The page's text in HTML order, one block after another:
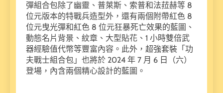
彈組合包除了幽靈、普萊斯、索普和法菈赫等 8
位元版本的特戰兵造型外，還有兩個附帶紅色 8
位元曳光彈和紅色 8 位元狂暴死亡效果的藍圖、
動態名片背景、紋章、大型貼花、1 小時雙倍武
器經驗值代幣等豐富內容。此外，超強套裝「功
夫戰士組合包」也將於 2024 年 7 月 6 日（六）
登場，內含兩個精心設計的藍圖。